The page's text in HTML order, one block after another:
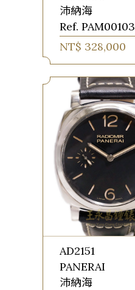
沛納海
Ref. PAM00103
NT$ 328,000
AD2151
PANERAI
沛納海